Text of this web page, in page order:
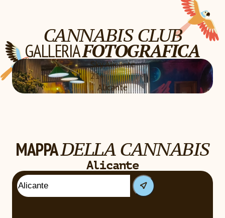
CANNABIS CLUB
GALLERIAFOTOGRAFICA
Sky Alicante
21+
Alicante
MAPPADELLA CANNABIS
Alicante